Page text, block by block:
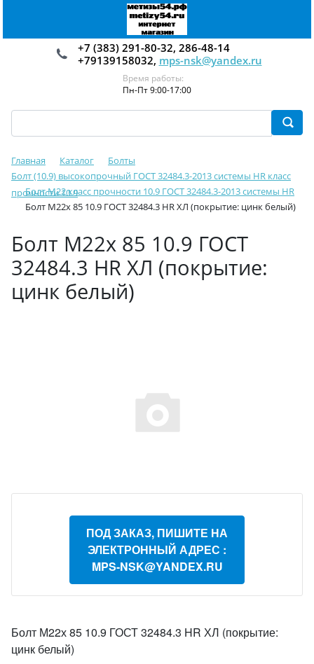
+7 (383) 291-80-32, 286-48-14
+79139158032, mps-nsk@yandex.ru
Время работы:
Пн-Пт 9:00-17:00
Главная Каталог
Болты
Болт (10.9) высокопрочный ГОСТ 32484.3-2013 системы HR класс
прочности 10.9
Болт М22 класс прочности 10.9 ГОСТ 32484.3-2013 системы HR
Болт М22х 85 10.9 ГОСТ 32484.3 HR ХЛ (покрытие: цинк белый)
Болт М22х 85 10.9 ГОСТ
32484.3 HR ХЛ (покрытие:
цинк белый)
ПОД ЗАКАЗ, ПИШИТЕ НА
ЭЛЕКТРОННЫЙ АДРЕС :
MPS-NSK@YANDEX.RU
Болт М22х 85 10.9 ГОСТ 32484.3 HR ХЛ (покрытие:
цинк белый)